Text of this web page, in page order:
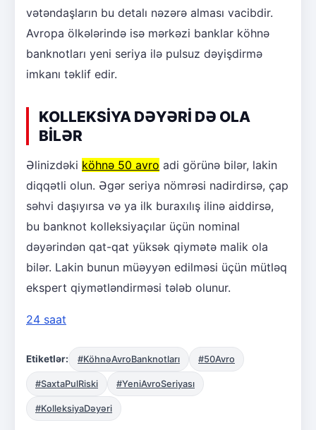
vətəndaşların bu detalı nəzərə alması vacibdir.
Avropa ölkələrində isə mərkəzi banklar köhnə
banknotları yeni seriya ilə pulsuz dəyişdirmə
imkanı təklif edir.
KOLLEKSİYA DƏYƏRİ DƏ OLA
BİLƏR
Əlinizdəki köhnə 50 avro adi görünə bilər, lakin
diqqətli olun. Əgər seriya nömrəsi nadirdirsə, çap
səhvi daşıyırsa və ya ilk buraxılış ilinə aiddirsə,
bu banknot kolleksiyaçılar üçün nominal
dəyərindən qat-qat yüksək qiymətə malik ola
bilər. Lakin bunun müəyyən edilməsi üçün mütləq
ekspert qiymətləndirməsi tələb olunur.
24 saat
Etiketlər: #KöhnəAvroBanknotları #50Avro
#SaxtaPulRiski #YeniAvroSeriyası
#KolleksiyaDəyəri